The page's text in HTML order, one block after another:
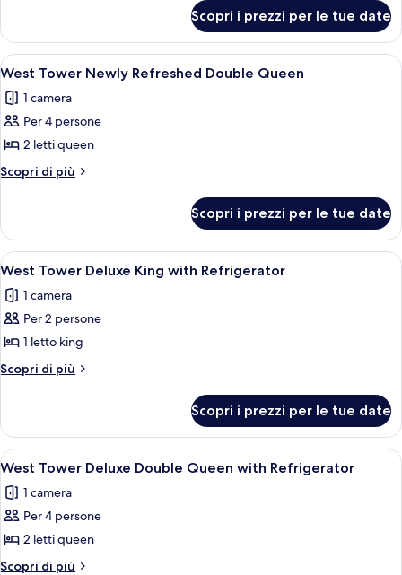
Refreshed
King
Tower
Newly
Refreshed
Scopri i prezzi per le tue date
Apri
tutte
le
foto
per
West
Refreshed
Double
Queen
Una camera d'albergo con due letti,
4
West Tower Newly Refreshed Double Queen
1 camera
Per 4 persone
2 letti queen
Scopri di più
Altri
Tower
Newly
Refreshed
Queen
Scopri i prezzi per le tue date
Apri
tutte
le
foto
per
West
King
with
Refrigerator
Una camera d'albergo con un letto
3
West Tower Deluxe King with Refrigerator
1 camera
Per 2 persone
1 letto king
Scopri di più
Altri
Tower
Deluxe
King
Refrigerator
Scopri i prezzi per le tue date
Apri
tutte
le
foto
per
West
Una camera d'albergo con un letto
5
West Tower Deluxe Double Queen with Refrigerator
1 camera
Per 4 persone
2 letti queen
Scopri di più
Altri